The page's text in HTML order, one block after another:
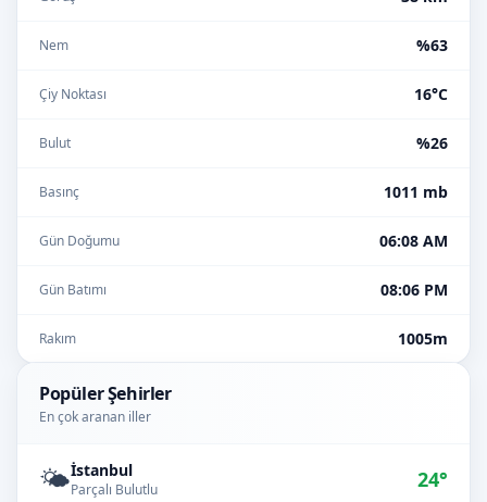
Nem %63
Çiy Noktası 16°C
Bulut %26
Basınç 1011 mb
Gün Doğumu 06:08 AM
Gün Batımı 08:06 PM
Rakım 1005m
Popüler Şehirler
En çok aranan iller
🌤️İstanbul
Parçalı Bulutlu 24°